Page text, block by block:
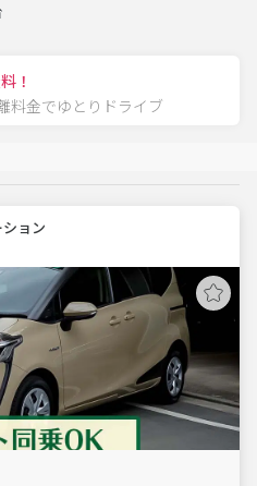
！
料金でゆとりドライブ
ョン